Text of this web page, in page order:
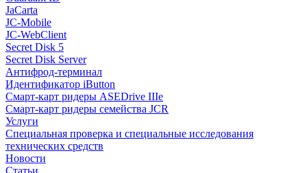
JaCarta
JC-Mobile
JC-WebClient
Secret Disk 5
Secret Disk Server
Антифрод-терминал
Идентификатор iButton
Смарт-карт ридеры ASEDrive IIIe
Смарт-карт ридеры семейства JCR
Услуги
Специальная проверка и специальные исследования
технических средств
Новости
Статьи